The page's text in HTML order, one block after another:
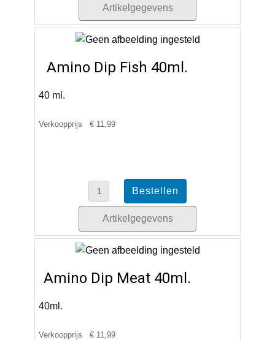
Artikelgegevens
Amino Dip Fish 40ml.
40 ml.
Verkoopprijs € 11,99
Artikelgegevens
Amino Dip Meat 40ml.
40ml.
Verkoopprijs € 11,99